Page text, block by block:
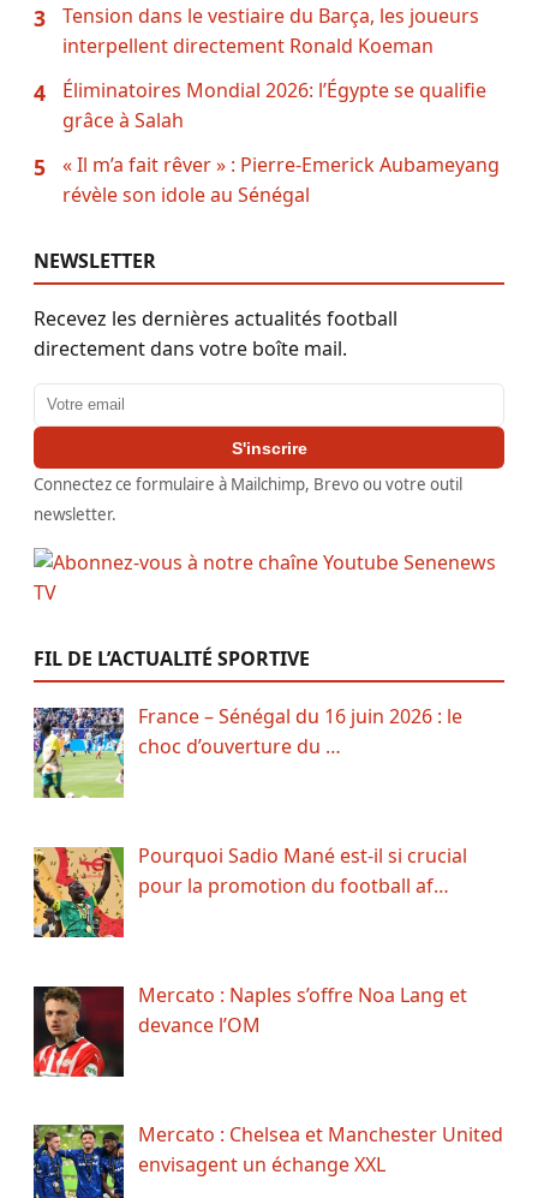
3
Tension dans le vestiaire du Barça, les joueurs
interpellent directement Ronald Koeman
4
Éliminatoires Mondial 2026: l’Égypte se qualifie
grâce à Salah
5
« Il m’a fait rêver » : Pierre-Emerick Aubameyang
révèle son idole au Sénégal
NEWSLETTER
Recevez les dernières actualités football
directement dans votre boîte mail.
Adresse email
S'inscrire
Connectez ce formulaire à Mailchimp, Brevo ou votre outil
newsletter.
FIL DE L’ACTUALITÉ SPORTIVE
France – Sénégal du 16 juin 2026 : le
choc d’ouverture du …
Pourquoi Sadio Mané est-il si crucial
pour la promotion du football af…
Mercato : Naples s’offre Noa Lang et
devance l’OM
Mercato : Chelsea et Manchester United
envisagent un échange XXL